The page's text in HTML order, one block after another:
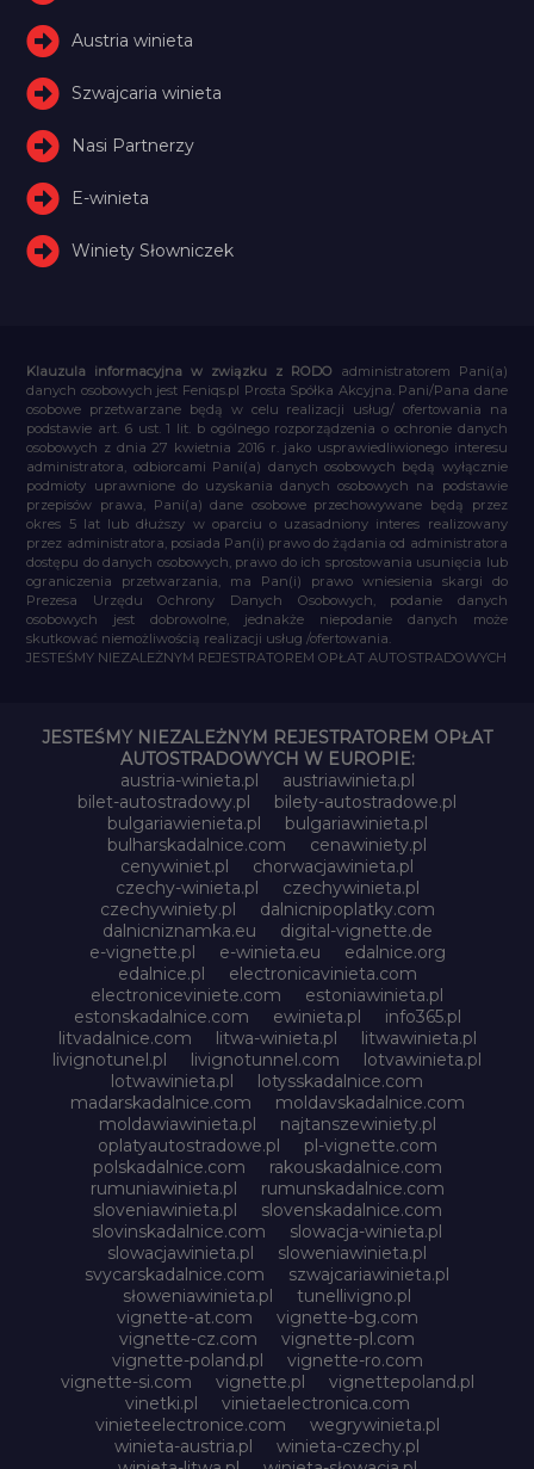
Austria winieta
Szwajcaria winieta
Nasi Partnerzy
E-winieta
Winiety Słowniczek
Klauzula informacyjna w związku z RODO administratorem Pani(a)
danych osobowych jest Feniqs.pl Prosta Spółka Akcyjna. Pani/Pana dane
osobowe przetwarzane będą w celu realizacji usług/ ofertowania na
podstawie art. 6 ust. 1 lit. b ogólnego rozporządzenia o ochronie danych
osobowych z dnia 27 kwietnia 2016 r. jako usprawiedliwionego interesu
administratora, odbiorcami Pani(a) danych osobowych będą wyłącznie
podmioty uprawnione do uzyskania danych osobowych na podstawie
przepisów prawa, Pani(a) dane osobowe przechowywane będą przez
okres 5 lat lub dłuższy w oparciu o uzasadniony interes realizowany
przez administratora, posiada Pan(i) prawo do żądania od administratora
dostępu do danych osobowych, prawo do ich sprostowania usunięcia lub
ograniczenia przetwarzania, ma Pan(i) prawo wniesienia skargi do
Prezesa Urzędu Ochrony Danych Osobowych, podanie danych
osobowych jest dobrowolne, jednakże niepodanie danych może
skutkować niemożliwością realizacji usług /ofertowania.
JESTEŚMY NIEZALEŻNYM REJESTRATOREM OPŁAT AUTOSTRADOWYCH
JESTEŚMY NIEZALEŻNYM REJESTRATOREM OPŁAT
AUTOSTRADOWYCH W EUROPIE:
austria-winieta.pl
austriawinieta.pl
bilet-autostradowy.pl
bilety-autostradowe.pl
bulgariawienieta.pl
bulgariawinieta.pl
bulharskadalnice.com
cenawiniety.pl
cenywiniet.pl
chorwacjawinieta.pl
czechy-winieta.pl
czechywinieta.pl
czechywiniety.pl
dalnicnipoplatky.com
dalnicniznamka.eu
digital-vignette.de
e-vignette.pl
e-winieta.eu
edalnice.org
edalnice.pl
electronicavinieta.com
electroniceviniete.com
estoniawinieta.pl
estonskadalnice.com
ewinieta.pl
info365.pl
litvadalnice.com
litwa-winieta.pl
litwawinieta.pl
livignotunel.pl
livignotunnel.com
lotvawinieta.pl
lotwawinieta.pl
lotysskadalnice.com
madarskadalnice.com
moldavskadalnice.com
moldawiawinieta.pl
najtanszewiniety.pl
oplatyautostradowe.pl
pl-vignette.com
polskadalnice.com
rakouskadalnice.com
rumuniawinieta.pl
rumunskadalnice.com
sloveniawinieta.pl
slovenskadalnice.com
slovinskadalnice.com
slowacja-winieta.pl
slowacjawinieta.pl
sloweniawinieta.pl
svycarskadalnice.com
szwajcariawinieta.pl
słoweniawinieta.pl
tunellivigno.pl
vignette-at.com
vignette-bg.com
vignette-cz.com
vignette-pl.com
vignette-poland.pl
vignette-ro.com
vignette-si.com
vignette.pl
vignettepoland.pl
vinetki.pl
vinietaelectronica.com
vinieteelectronice.com
wegrywinieta.pl
winieta-austria.pl
winieta-czechy.pl